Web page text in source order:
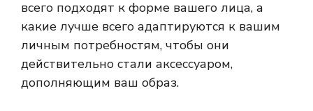
всего подходят к форме вашего лица, а
какие лучше всего адаптируются к вашим
личным потребностям, чтобы они
действительно стали аксессуаром,
дополняющим ваш образ.